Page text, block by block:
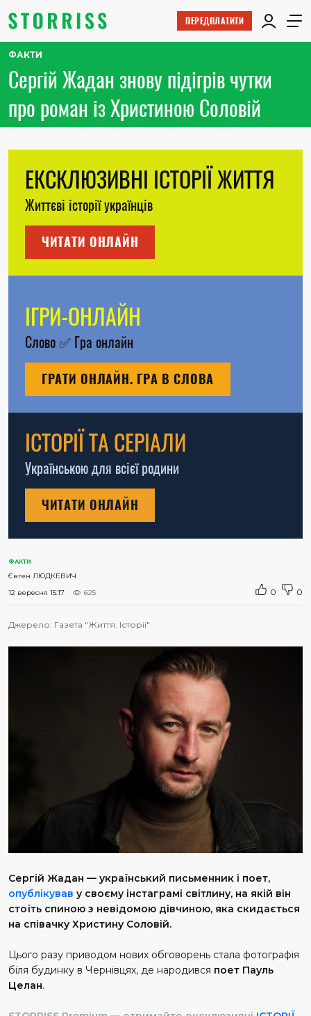
ПЕРЕДПЛАТИТИ
ФАКТИ
Сергій Жадан знову підігрів чутки
про роман із Христиною Соловій
ЕКСКЛЮЗИВНІ ІСТОРІЇ ЖИТТЯ
Життєві історії українців
ЧИТАТИ ОНЛАЙН
ІГРИ-ОНЛАЙН
Слово✅ Гра онлайн
ГРАТИ ОНЛАЙН. ГРА В СЛОВА
ІСТОРІЇ ТА СЕРІАЛИ
Українською для всієї родини
ЧИТАТИ ОНЛАЙН
ФАКТИ
Євген ЛЮДКЕВИЧ
12 вересня 15:17
625 0 0
Джерело: Газета "Життя. Історії"
Сергій Жадан — український письменник і поет,
опублікував у своєму інстаграмі світлину, на якій він
стоїть спиною з невідомою дівчиною, яка скидається
на співачку Христину Соловій.
Цього разу приводом нових обговорень стала фотографія
біля будинку в Чернівцях, де народився поет Пауль
Целан.